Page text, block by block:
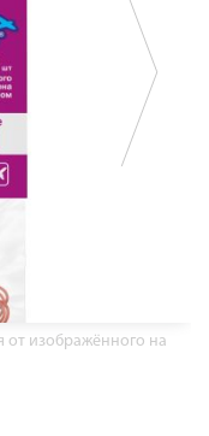
от изображённого на